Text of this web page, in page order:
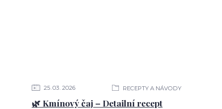
25 03 2026 RECEPTY A NÁVODY
🌿 Kmínový čaj – Detailní recept